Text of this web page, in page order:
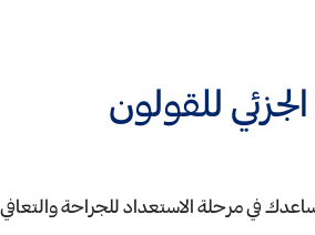
للقولون
في مرحلة الاستعداد للجراحة